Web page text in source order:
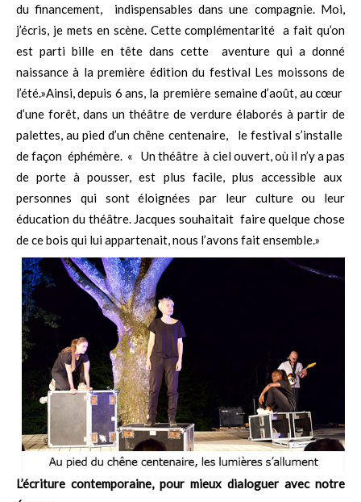
du financement, indispensables dans une compagnie. Moi,
j’écris, je mets en scène. Cette complémentarité a fait qu’on
est parti bille en tête dans cette aventure qui a donné
naissance à la première édition du festival Les moissons de
l’été.»Ainsi, depuis 6 ans, la première semaine d’août, au cœur
d’une forêt, dans un théâtre de verdure élaborés à partir de
palettes, au pied d’un chêne centenaire, le festival s’installe
de façon éphémère. « Un théâtre à ciel ouvert, où il n’y a pas
de porte à pousser, est plus facile, plus accessible aux
personnes qui sont éloignées par leur culture ou leur
éducation du théâtre. Jacques souhaitait faire quelque chose
de ce bois qui lui appartenait, nous l’avons fait ensemble.»
L’écriture contemporaine, pour mieux dialoguer avec notre